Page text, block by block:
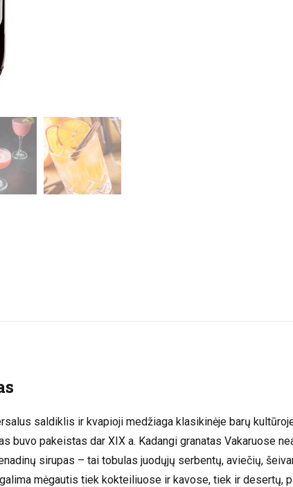
saldiklis ir kvapioji medžiaga klasikinėje barų
buvo pakeistas dar XIX a. Kadangi granatas Vakaruose
sirupas – tai tobulas juodųjų serbentų, aviečių,
mėgautis tiek kokteiliuose ir kavose, tiek ir desertų,